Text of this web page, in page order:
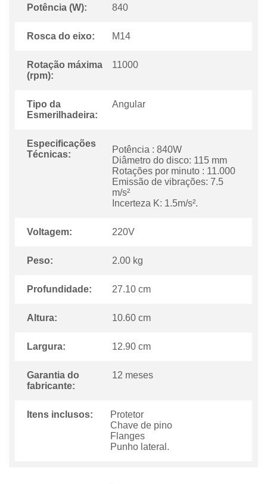
Potência (W): 840
Rosca do eixo: M14
Rotação máxima
(rpm):
11000
Tipo da
Esmerilhadeira:
Angular
Especificações
Técnicas:
Potência : 840W
Diâmetro do disco: 115 mm
Rotações por minuto : 11.000
Emissão de vibrações: 7.5
m/s²
Incerteza K: 1.5m/s².
Voltagem: 220V
Peso: 2.00 kg
Profundidade: 27.10 cm
Altura: 10.60 cm
Largura: 12.90 cm
Garantia do
fabricante:
12 meses
Itens inclusos:
Protetor
Chave de pino
Flanges
Punho lateral.